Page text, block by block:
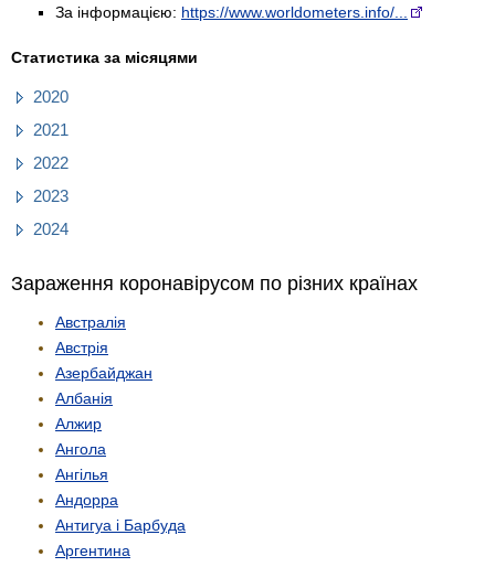
За інформацією: https://www.worldometers.info/...
Статистика за місяцями
2020
2021
2022
2023
2024
Зараження коронавірусом по різних країнах
Австралія
Австрія
Азербайджан
Албанія
Алжир
Ангола
Ангілья
Андорра
Антигуа і Барбуда
Аргентина